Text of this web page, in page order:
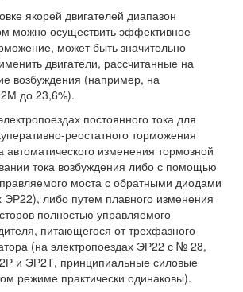
якорей двигателей диапазон
можно осуществить эффективное
может быть значительно
двигатели, рассчитанные на
возбуждения (например, на
до 23,6%).
постоянного тока для
реостатного торможения
изменения тормозной
тока возбуждения либо с помощью
моста с обратными диодами
ЭР22), либо путем плавного изменения
полностью управляемого
питающегося от трехфазного
(на электропоездах ЭР22 с № 28,
и ЭР2Т, принципиальные силовые
режиме практически одинаковы).